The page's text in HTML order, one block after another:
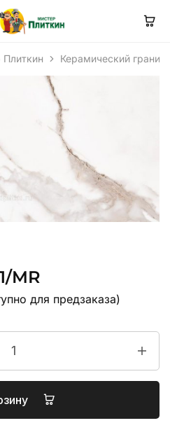
Плиткин Керамический гранит
MR
для предзаказа)